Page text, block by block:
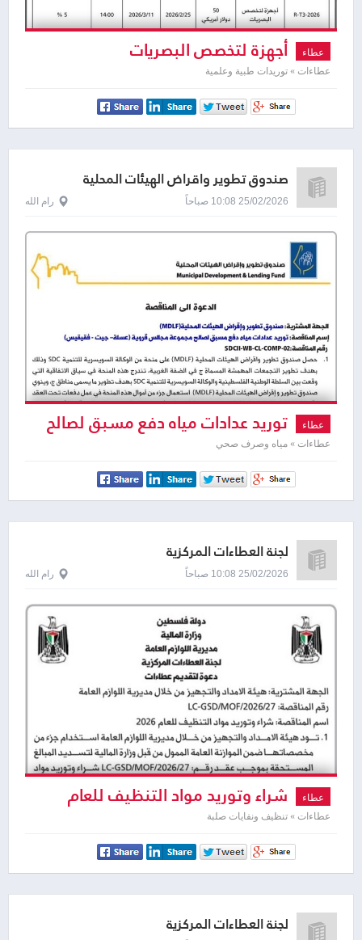
عطاء أجهزة لتخصص البصريات
عطاءات » توريدات طبية وعلمية
صندوق تطوير واقراض الهيئات المحلية
25/02/2026 10:08 صباحاً رام الله
عطاء توريد عدادات مياه دفع مسبق لصالح
مجموعة مجالس قروية
عطاءات » مياه وصرف صحي
لجنة العطاءات المركزية
25/02/2026 10:08 صباحاً رام الله
عطاء شراء وتوريد مواد التنظيف للعام
2026
عطاءات » تنظيف ونفايات صلبة
لجنة العطاءات المركزية